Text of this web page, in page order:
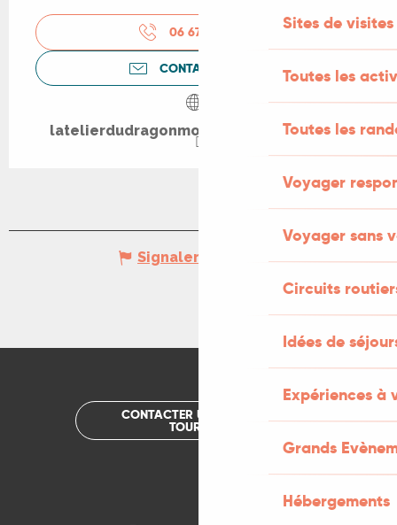
Sites de visites
Toutes les
Toutes les
Voyager
Voyager sans
Circuits
Idées de
Expériences à
Grands
Hébergements
06 67 65 01
CONTACTEZ-NOUS
latelierdudragonmontcuq.my.canva.site
Signaler une erreur
CONTACTER UN OFFICE DE
TOURISME